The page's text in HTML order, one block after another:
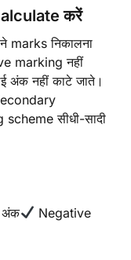
करें
marks निकालना
marking नहीं
अंक नहीं काटे जाते।
सीधी-सादी
अंक
Negative